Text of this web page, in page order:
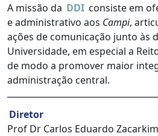
A missão da DDI consiste em
e administrativo aos Campi,
ações de comunicação junto às
Universidade, em especial a
de modo a promover maior
administração central.
Diretor
Prof Dr Carlos Eduardo Zacarkim